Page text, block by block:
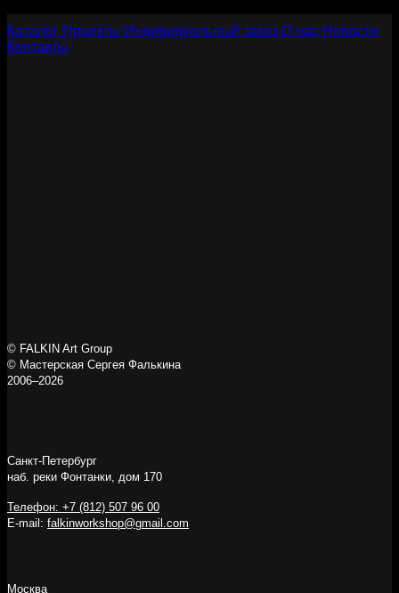
Каталог Проекты Индивидуальный заказ О нас Новости
Контакты
© FALKIN Art Group
© Мастерская Сергея Фалькина
2006–2026
Санкт-Петербург
наб. реки Фонтанки, дом 170
Телефон: +7 (812) 507 96 00
E-mail: falkinworkshop@gmail.com
Москва